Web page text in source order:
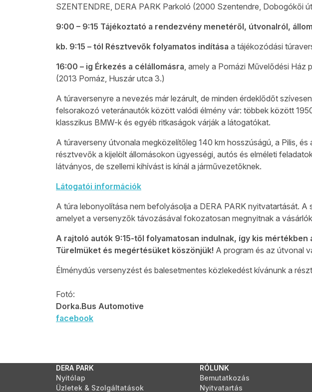
SZENTENDRE, DERA PARK Parkoló (2000 Szentendre, Dobogókői
9:00 – 9:15 Tájékoztató a rendezvény menetéről, útvonalról,
kb. 9:15 – tól Résztvevők folyamatos indítása a tájékozódási
16:00 – ig Érkezés a célállomásra , amely a Pomázi Művelődési Ház
(2013 Pomáz, Huszár utca 3.)
A túraversenyre a nevezés már lezárult, de minden érdeklődőt
felsorakozó veteránautók között valódi élmény vár: többek között
klasszikus BMW-k és egyéb ritkaságok várják a látogatókat.
A túraverseny útvonala megközelítőleg 140 km hosszúságú, a Pilis,
résztvevők a kijelölt állomásokon ügyességi, autós és elméleti
látványos, de szellemi kihívást is kínál a járművezetőknek.
Látogatói információk
A túra lebonyolítása nem befolyásolja a DERA PARK nyitvatartását.
amelyet a versenyzők távozásával fokozatosan megnyitnak a
A rajtoló autók 9:15-től folyamatosan indulnak, így kis mértékben
Türelmüket és megértésüket köszönjük! A program és az útvonal
Élménydús versenyzést és balesetmentes közlekedést kívánunk a
Fotó:
Dorka.Bus Automotive
facebook
DERA PARK
Nyitólap
Üzletek & Szolgáltatások
RÓLUNK
Bemutatkozás
Nyitvatartás